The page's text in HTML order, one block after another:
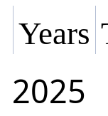
Years
2025